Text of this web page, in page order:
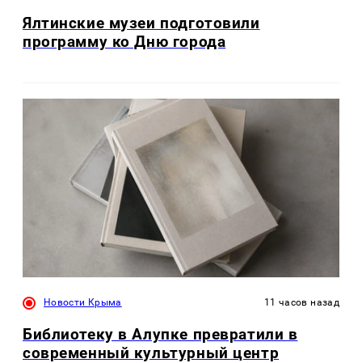
Ялтинские музеи подготовили
программу ко Дню города
Новости Крыма 11 часов назад
Библиотеку в Алупке превратили в
современный культурный центр